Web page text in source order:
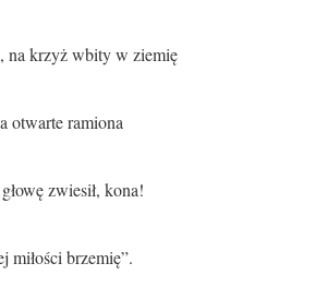
na krzyż wbity w ziemię
otwarte ramiona
zwiesił, kona!
miłości brzemię”.